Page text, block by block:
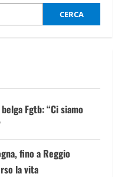
CERCA
Fgtb: “Ci siamo
fino a Reggio
la vita